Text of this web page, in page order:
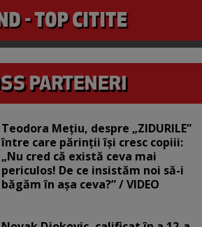
Teodora Mețiu, despre „ZIDURILE”
între care părinții își cresc copiii:
„Nu cred că există ceva mai
periculos! De ce insistăm noi să-i
băgăm în așa ceva?” / VIDEO